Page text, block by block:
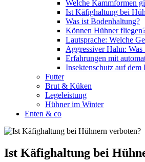
Welche Kammformen
Ist Käfighaltung bei
Was ist Bodenhaltung?
Können Hühner
Lautsprache: Welche
Aggressiver Hahn: Was
Erfahrungen mit
Insektenschutz auf dem
Futter
Brut & Küken
Legeleistung
Hühner im Winter
Enten & co
Ist Käfighaltung bei